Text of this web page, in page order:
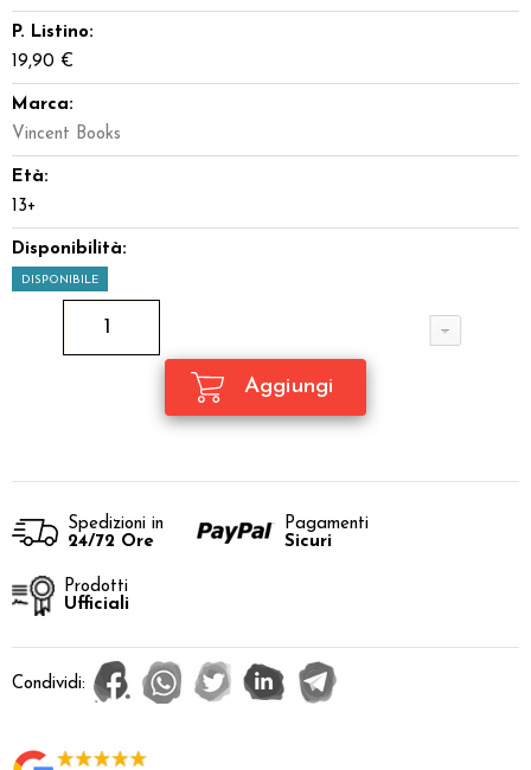
P. Listino:
19,90 €
Marca:
Vincent Books
Età:
13+
Disponibilità:
DISPONIBILE
Spedizioni in
24/72 Ore
Pagamenti
Sicuri
Prodotti
Ufficiali
Condividi: